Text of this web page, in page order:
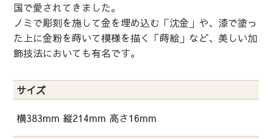
国で愛されてきました。
ノミで彫刻を施して金を埋め込む「沈金」や、漆で塗っ
た上に金粉を蒔いて模様を描く「蒔絵」など、美しい加
飾技法においても有名です。
サイズ
横383mm 縦214mm 高さ16mm